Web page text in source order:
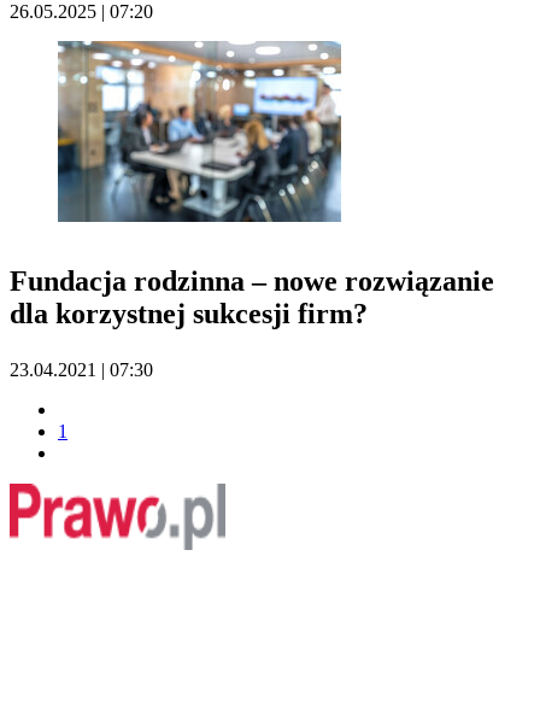
26.05.2025 | 07:20
Fundacja rodzinna – nowe rozwiązanie
dla korzystnej sukcesji firm?
23.04.2021 | 07:30
1